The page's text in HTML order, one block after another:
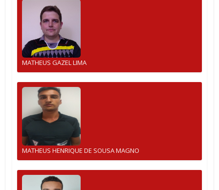
MATHEUS GAZEL LIMA
MATHEUS HENRIQUE DE SOUSA MAGNO